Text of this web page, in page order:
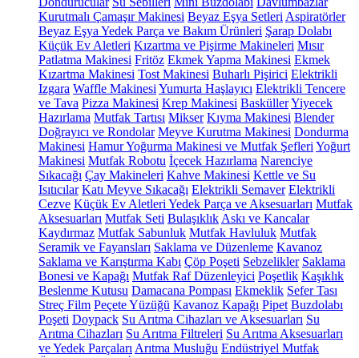
Kurutmalı Çamaşır Makinesi Beyaz Eşya Setleri Aspiratörler
Beyaz Eşya Yedek Parça ve Bakım Ürünleri Şarap Dolabı
Küçük Ev Aletleri Kızartma ve Pişirme Makineleri Mısır
Patlatma Makinesi Fritöz Ekmek Yapma Makinesi Ekmek
Kızartma Makinesi Tost Makinesi Buharlı Pişirici Elektrikli
Izgara Waffle Makinesi Yumurta Haşlayıcı Elektrikli Tencere
ve Tava Pizza Makinesi Krep Makinesi BasküllerYiyecek
Hazırlama Mutfak Tartısı Mikser Kıyma Makinesi Blender
Doğrayıcı ve Rondolar Meyve Kurutma Makinesi Dondurma
Makinesi Hamur Yoğurma Makinesi ve Mutfak Şefleri Yoğurt
Makinesi Mutfak Robotu İçecek Hazırlama Narenciye
Sıkacağı Çay Makineleri Kahve Makinesi Kettle ve Su
Isıtıcılar Katı Meyve Sıkacağı Elektrikli Semaver Elektrikli
Cezve Küçük Ev Aletleri Yedek Parça ve Aksesuarları Mutfak
Aksesuarları Mutfak Seti Bulaşıklık Askı ve Kancalar
Kaydırmaz Mutfak Sabunluk Mutfak Havluluk Mutfak
Seramik ve Fayansları Saklama ve Düzenleme Kavanoz
Saklama ve Karıştırma Kabı Çöp Poşeti Sebzelikler Saklama
Bonesi ve Kapağı Mutfak Raf Düzenleyici Poşetlik Kaşıklık
Beslenme Kutusu Damacana Pompası Ekmeklik Sefer Tası
Streç Film Peçete Yüzüğü Kavanoz Kapağı Pipet Buzdolabı
Poşeti Doypack Su Arıtma Cihazları ve Aksesuarları Su
Arıtma Cihazları Su Arıtma Filtreleri Su Arıtma Aksesuarları
ve Yedek Parçaları Arıtma Musluğu Endüstriyel Mutfak